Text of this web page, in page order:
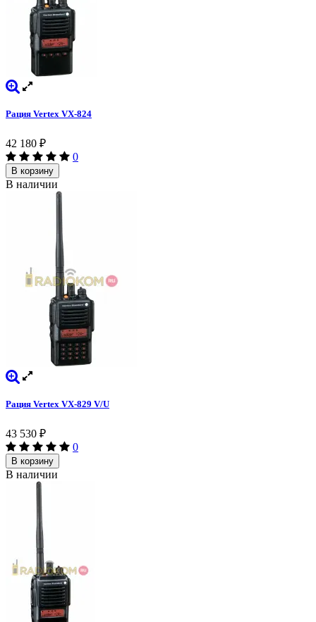
Рация Vertex VX-824
42 180 ₽
0
В корзину
В наличии
Рация Vertex VX-829 V/U
43 530 ₽
0
В корзину
В наличии